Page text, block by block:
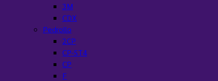
3M
CDX
Pedrollo
2CP
CP-ST4
CP
F